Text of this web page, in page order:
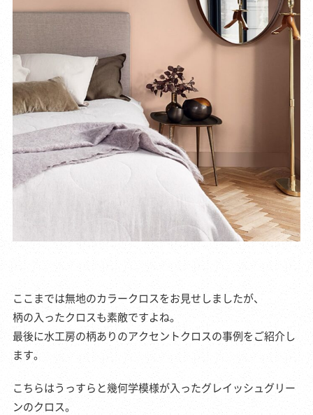
ここまでは無地のカラークロスをお見せしましたが、
柄の入ったクロスも素敵ですよね。
最後に水工房の柄ありのアクセントクロスの事例をご紹介し
ます。
こちらはうっすらと幾何学模様が入ったグレイッシュグリー
ンのクロス。